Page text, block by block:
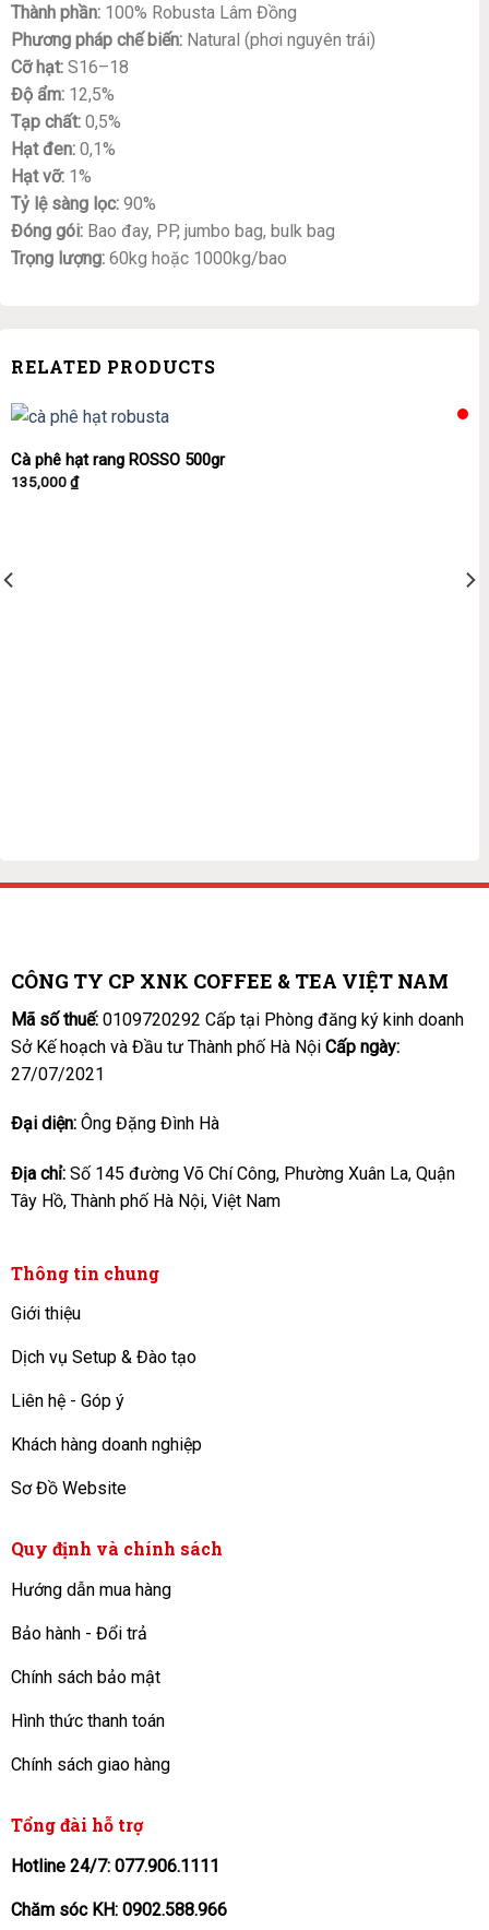
Thành phần: 100% Robusta Lâm Đồng
Phương pháp chế biến: Natural (phơi nguyên trái)
Cỡ hạt: S16–18
Độ ẩm: 12,5%
Tạp chất: 0,5%
Hạt đen: 0,1%
Hạt vỡ: 1%
Tỷ lệ sàng lọc: 90%
Đóng gói: Bao đay, PP, jumbo bag, bulk bag
Trọng lượng: 60kg hoặc 1000kg/bao
RELATED PRODUCTS
Cà phê hạt rang ROSSO 500gr
135,000₫
CÔNG TY CP XNK COFFEE & TEA VIỆT NAM
Mã số thuế:0109720292 Cấp tại Phòng đăng ký kinh doanh
Sở Kế hoạch và Đầu tư Thành phố Hà Nội Cấp ngày:
27/07/2021
Đại diện: Ông Đặng Đình Hà
Địa chỉ: Số 145 đường Võ Chí Công, Phường Xuân La, Quận
Tây Hồ, Thành phố Hà Nội, Việt Nam
Thông tin chung
Giới thiệu
Dịch vụ Setup & Đào tạo
Liên hệ - Góp ý
Khách hàng doanh nghiệp
Sơ Đồ Website
Quy định và chính sách
Hướng dẫn mua hàng
Bảo hành - Đổi trả
Chính sách bảo mật
Hình thức thanh toán
Chính sách giao hàng
Tổng đài hỗ trợ
Hotline 24/7: 077.906.1111
Chăm sóc KH: 0902.588.966